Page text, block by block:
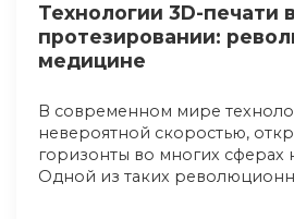
Технологии 3D-печати в
протезировании:
медицине
В современном мире
невероятной скоростью,
горизонты во многих
Одной из таких